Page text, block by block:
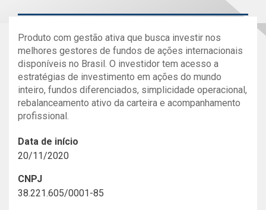
Produto com gestão ativa que busca investir nos
melhores gestores de fundos de ações internacionais
disponíveis no Brasil. O investidor tem acesso a
estratégias de investimento em ações do mundo
inteiro, fundos diferenciados, simplicidade operacional,
rebalanceamento ativo da carteira e acompanhamento
profissional.
Data de início
20/11/2020
CNPJ
38.221.605/0001-85